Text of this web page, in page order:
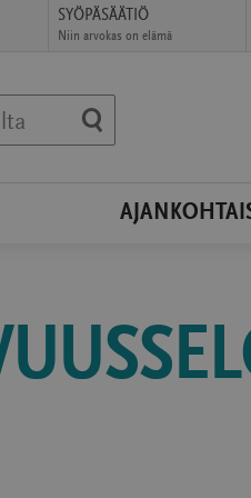
SYÖPÄSÄÄTIÖ
Niin arvokas on elämä
ikkunassa)